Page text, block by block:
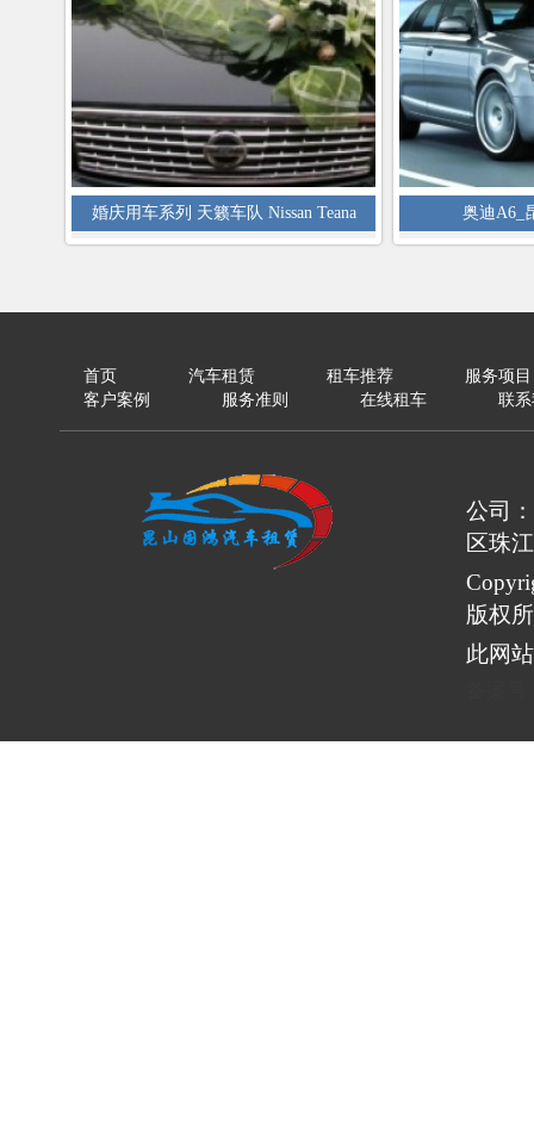
婚庆用车系列 天籁车队 Nissan Teana 奥迪A6_
首页 汽车租赁 租车推荐
服务项目
客户案例
服务准则 在线租车 联
公司
区珠
版权
此网